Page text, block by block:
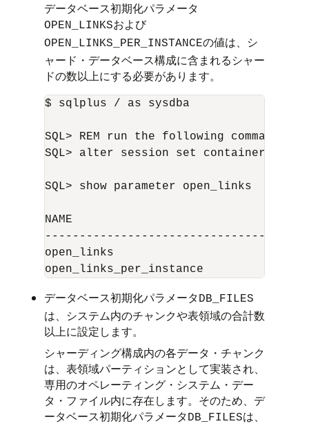
データベース初期化パラメータ
OPEN_LINKSおよび
OPEN_LINKS_PER_INSTANCEの値は、シ
ャード・データベース構成に含まれるシャー
ドの数以上にする必要があります。
$ sqlplus / as sysdba
SQL> REM run the following command if
SQL> alter session set container=
SQL> show parameter open_links
NAME
------------------------------------
open_links
データベース初期化パラメータDB_FILES
は、システム内のチャンクや表領域の合計数
以上に設定します。
シャーディング構成内の各データ・チャンク
は、表領域パーティションとして実装され、
専用のオペレーティング・システム・デー
タ・ファイル内に存在します。そのため、デ
ータベース初期化パラメータDB_FILESは、